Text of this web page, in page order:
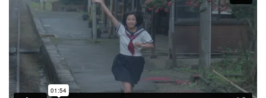
Verleih: trigon-film